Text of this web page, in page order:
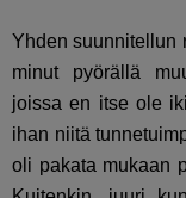
Yhden suunnitellun
minut pyörällä
joissa en itse ole
ihan niitä
oli pakata mukaan